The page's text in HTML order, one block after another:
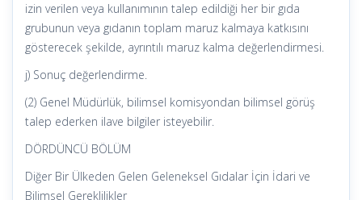
izin verilen veya kullanımının talep edildiği her bir gıda
grubunun veya gıdanın toplam maruz kalmaya katkısını
gösterecek şekilde, ayrıntılı maruz kalma değerlendirmesi.
j) Sonuç değerlendirme.
(2) Genel Müdürlük, bilimsel komisyondan bilimsel görüş
talep ederken ilave bilgiler isteyebilir.
DÖRDÜNCÜ BÖLÜM
Diğer Bir Ülkeden Gelen Geleneksel Gıdalar İçin İdari ve
Bilimsel Gereklilikler